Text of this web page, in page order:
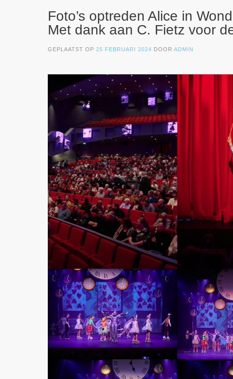
Foto’s optreden Alice in
Met dank aan C. Fietz voor
GEPLAATST OP 25 FEBRUARI 2024 DOOR ADMIN